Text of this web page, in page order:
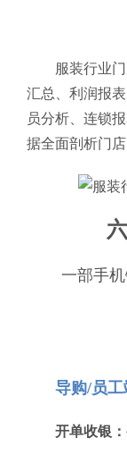
服装行业
汇总、利润报
员分析、连锁
据全面剖析门
一部手
导购/员工
开单收银：